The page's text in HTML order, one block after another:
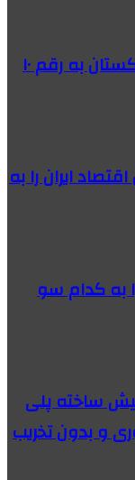
افزایش حجم تجارت بین ایران و پاکستان به رقم ۱۰
ایران را به
به کدام سو
ساخته پلی
و بدون تخریب